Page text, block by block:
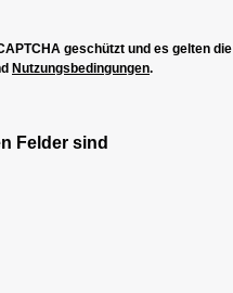
geschützt und es gelten die
Nutzungsbedingungen.
Felder sind